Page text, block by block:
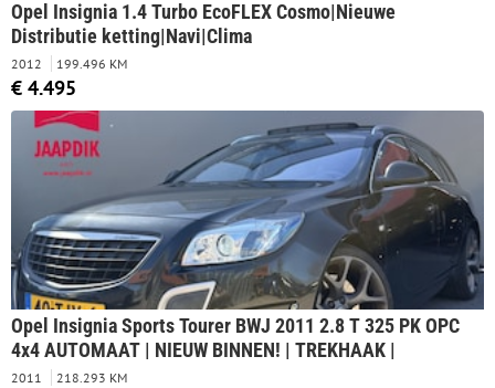
Opel Insignia 1.4 Turbo EcoFLEX Cosmo|Nieuwe
Distributie ketting|Navi|Clima
2012 199.496 KM
€ 4.495
Opel Insignia Sports Tourer BWJ 2011 2.8 T 325 PK OPC
4x4 AUTOMAAT | NIEUW BINNEN! | TREKHAAK |
2011 218.293 KM